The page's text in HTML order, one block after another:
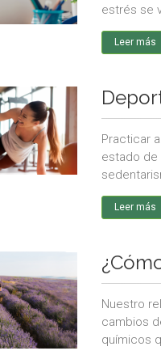
estrés se
Leer más
Practicar
estado de
Leer más
Nuestro
cambios
químicos